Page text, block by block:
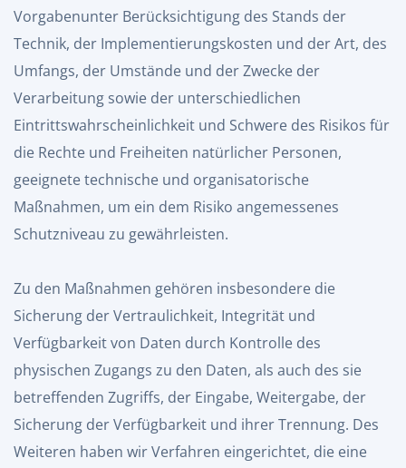
Vorgabenunter Berücksichtigung des Stands der
Technik, der Implementierungskosten und der Art, des
Umfangs, der Umstände und der Zwecke der
Verarbeitung sowie der unterschiedlichen
Eintrittswahrscheinlichkeit und Schwere des Risikos für
die Rechte und Freiheiten natürlicher Personen,
geeignete technische und organisatorische
Maßnahmen, um ein dem Risiko angemessenes
Schutzniveau zu gewährleisten.
Zu den Maßnahmen gehören insbesondere die
Sicherung der Vertraulichkeit, Integrität und
Verfügbarkeit von Daten durch Kontrolle des
physischen Zugangs zu den Daten, als auch des sie
betreffenden Zugriffs, der Eingabe, Weitergabe, der
Sicherung der Verfügbarkeit und ihrer Trennung. Des
Weiteren haben wir Verfahren eingerichtet, die eine